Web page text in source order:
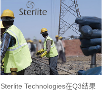
Sterlite Technologies在Q3结果